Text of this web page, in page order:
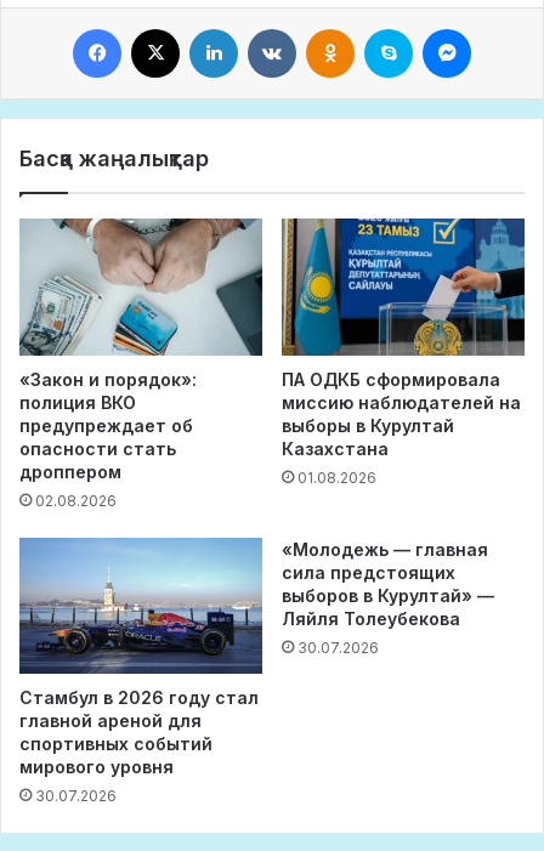
Facebook LinkedIn VKontakteOdnoklassniki
Skype
Басқа жаңалықтар
«Закон и порядок»:
полиция ВКО
предупреждает об
опасности стать
дроппером
02.08.2026
ПА ОДКБ сформировала
миссию наблюдателей на
выборы в Курултай
Казахстана
01.08.2026
Стамбул в 2026 году стал
главной ареной для
спортивных событий
мирового уровня
30.07.2026
«Молодежь — главная
сила предстоящих
выборов в Курултай» —
Ляйля Толеубекова
30.07.2026